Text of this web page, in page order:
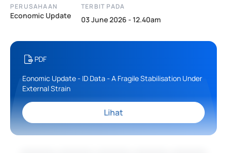
PERUSAHAAN
Economic Update
TERBIT PADA
03 June 2026 - 12.40am
PDF
Eonomic Update - ID Data - A Fragile Stabilisation Under
External Strain
Lihat